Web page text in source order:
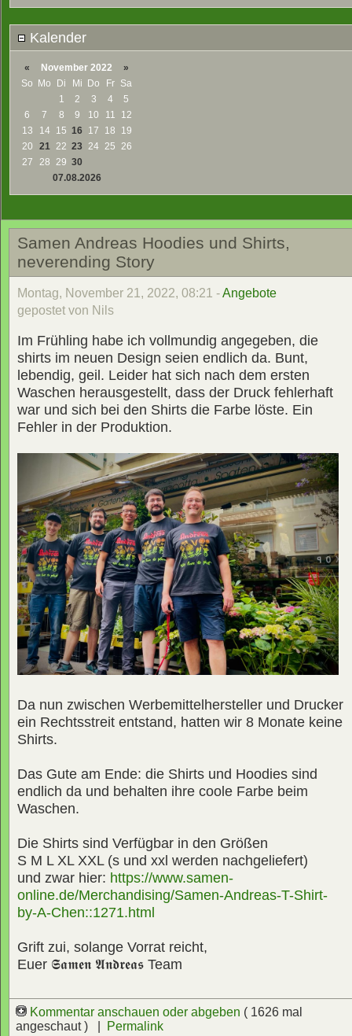
Kalender
« November 2022
»
So Mo Di Mi Do Fr
Sa
1
2 3 4
5
6
7 8 9 10 11
12
13
14 15 16 17 18
19
20
21 22 23 24 25 26
27
28 29 30
07.08.2026
Samen Andreas Hoodies und Shirts,
neverending Story
Montag, November 21, 2022, 08:21 -Angebote
gepostet von Nils
Im Frühling habe ich vollmundig angegeben, die
shirts im neuen Design seien endlich da. Bunt,
lebendig, geil. Leider hat sich nach dem ersten
Waschen herausgestellt, dass der Druck fehlerhaft
war und sich bei den Shirts die Farbe löste. Ein
Fehler in der Produktion.
Da nun zwischen Werbemittelhersteller und Drucker
ein Rechtsstreit entstand, hatten wir 8 Monate keine
Shirts.
Das Gute am Ende: die Shirts und Hoodies sind
endlich da und behalten ihre coole Farbe beim
Waschen.
Die Shirts sind Verfügbar in den Größen
S M L XL XXL (s und xxl werden nachgeliefert)
und zwar hier: https://www.samen-
online.de/Merchandising/Samen-Andreas-T-Shirt-
by-A-Chen::1271.html
Grift zui, solange Vorrat reicht,
Euer 𝕾𝖆𝖒𝖊𝖓 𝕬𝖓𝖉𝖗𝖊𝖆𝖘 Team
Kommentar anschauen oder abgeben ( 1626 mal
angeschaut ) |
Permalink